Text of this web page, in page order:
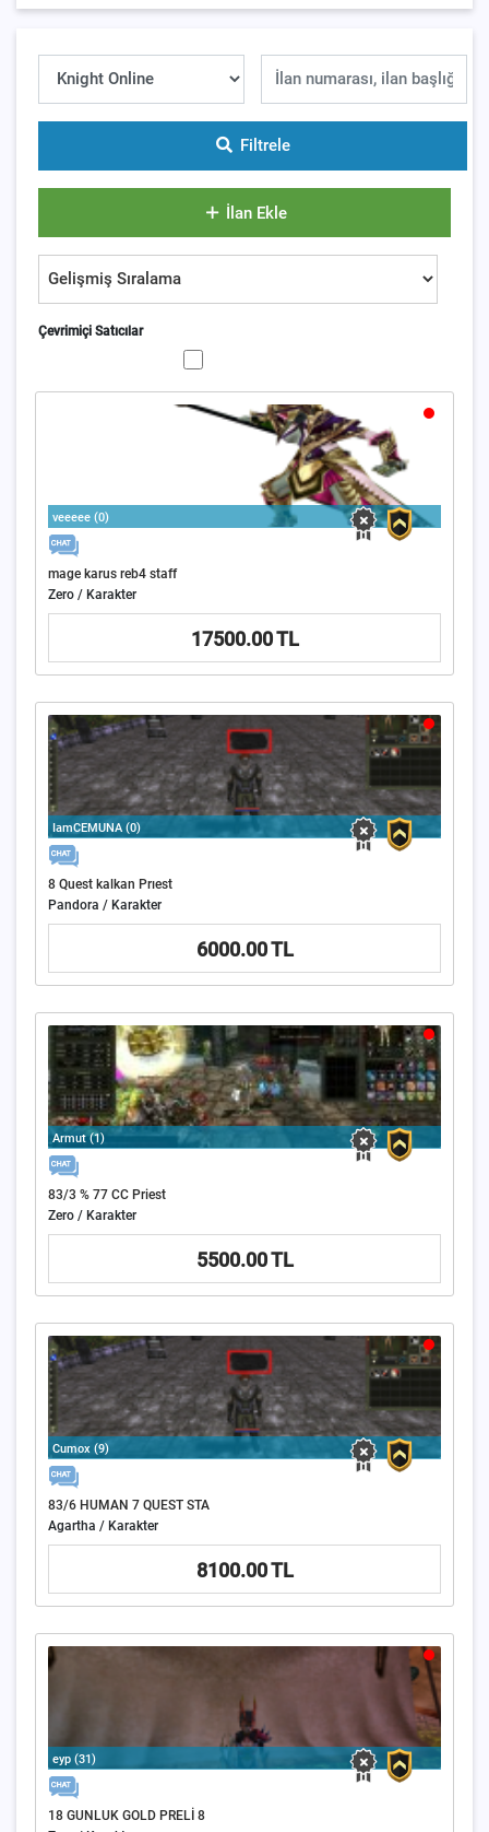
Filtrele
İlan Ekle
Çevrimiçi Satıcılar
veeeee (0)
mage karus reb4 staff
Zero / Karakter
17500.00 TL
IamCEMUNA (0)
8 Quest kalkan Prıest
Pandora / Karakter
6000.00 TL
Armut (1)
83/3 % 77 CC Priest
Zero / Karakter
5500.00 TL
Cumox (9)
83/6 HUMAN 7 QUEST STA
Agartha / Karakter
8100.00 TL
eyp (31)
18 GUNLUK GOLD PRELİ 8